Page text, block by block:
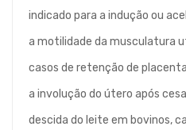
indicado para a indução ou
a motilidade da musculatura
casos de retenção de
a involução do útero após
descida do leite em bovinos,